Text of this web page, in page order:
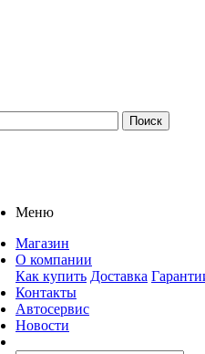
Меню
Магазин
О компании
Как купить Доставка
Контакты
Автосервис
Новости